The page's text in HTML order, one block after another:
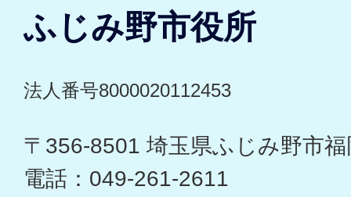
ふじみ野市役所
法人番号8000020112453
〒356-8501 埼玉県ふじみ野市
電話：049-261-2611